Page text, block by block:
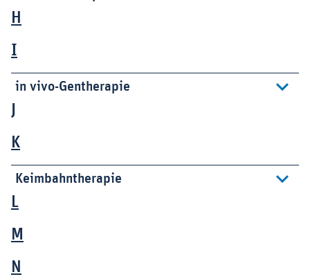
H
I
in vivo-Gentherapie
J
K
Keimbahntherapie
L
M
N